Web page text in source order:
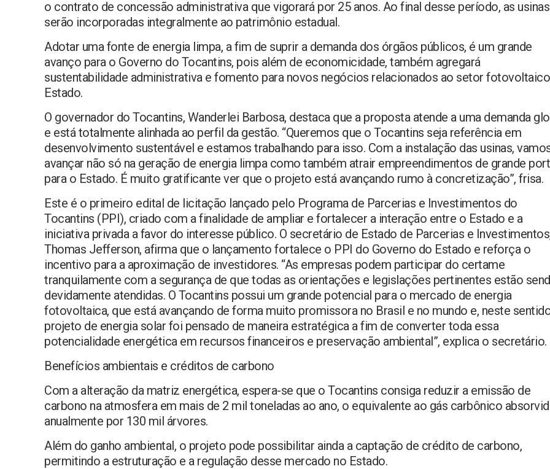
o contrato de concessão administrativa que vigorará por 25 anos. Ao final desse período, as usinas
serão incorporadas integralmente ao patrimônio estadual.
Adotar uma fonte de energia limpa, a fim de suprir a demanda dos órgãos públicos, é um grande
avanço para o Governo do Tocantins, pois além de economicidade, também agregará
sustentabilidade administrativa e fomento para novos negócios relacionados ao setor
Estado.
O governador do Tocantins, Wanderlei Barbosa, destaca que a proposta atende a uma demanda
e está totalmente alinhada ao perfil da gestão. “Queremos que o Tocantins seja referência em
desenvolvimento sustentável e estamos trabalhando para isso. Com a instalação das usinas,
avançar não só na geração de energia limpa como também atrair empreendimentos de grande
para o Estado. É muito gratificante ver que o projeto está avançando rumo à concretização”, frisa.
Este é o primeiro edital de licitação lançado pelo Programa de Parcerias e Investimentos do
Tocantins (PPI), criado com a finalidade de ampliar e fortalecer a interação entre o Estado e a
iniciativa privada a favor do interesse público. O secretário de Estado de Parcerias e
Thomas Jefferson, afirma que o lançamento fortalece o PPI do Governo do Estado e reforça o
incentivo para a aproximação de investidores. “As empresas podem participar do certame
tranquilamente com a segurança de que todas as orientações e legislações pertinentes estão
devidamente atendidas. O Tocantins possui um grande potencial para o mercado de energia
fotovoltaica, que está avançando de forma muito promissora no Brasil e no mundo e, neste
projeto de energia solar foi pensado de maneira estratégica a fim de converter toda essa
potencialidade energética em recursos financeiros e preservação ambiental”, explica o secretário.
Benefícios ambientais e créditos de carbono
Com a alteração da matriz energética, espera-se que o Tocantins consiga reduzir a emissão de
carbono na atmosfera em mais de 2 mil toneladas ao ano, o equivalente ao gás carbônico
anualmente por 130 mil árvores.
Além do ganho ambiental, o projeto pode possibilitar ainda a captação de crédito de carbono,
permitindo a estruturação e a regulação desse mercado no Estado.